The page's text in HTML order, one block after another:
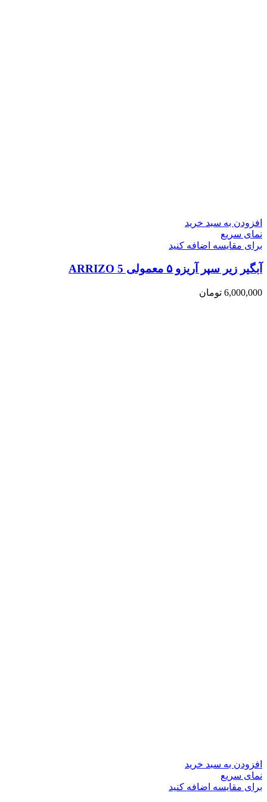
افزودن به سبد خرید
نمای سریع
برای مقایسه اضافه کنید
آبگیر زیر سپر آریزو ۵ معمولی ARRIZO 5
6,000,000 تومان
افزودن به سبد خرید
نمای سریع
برای مقایسه اضافه کنید